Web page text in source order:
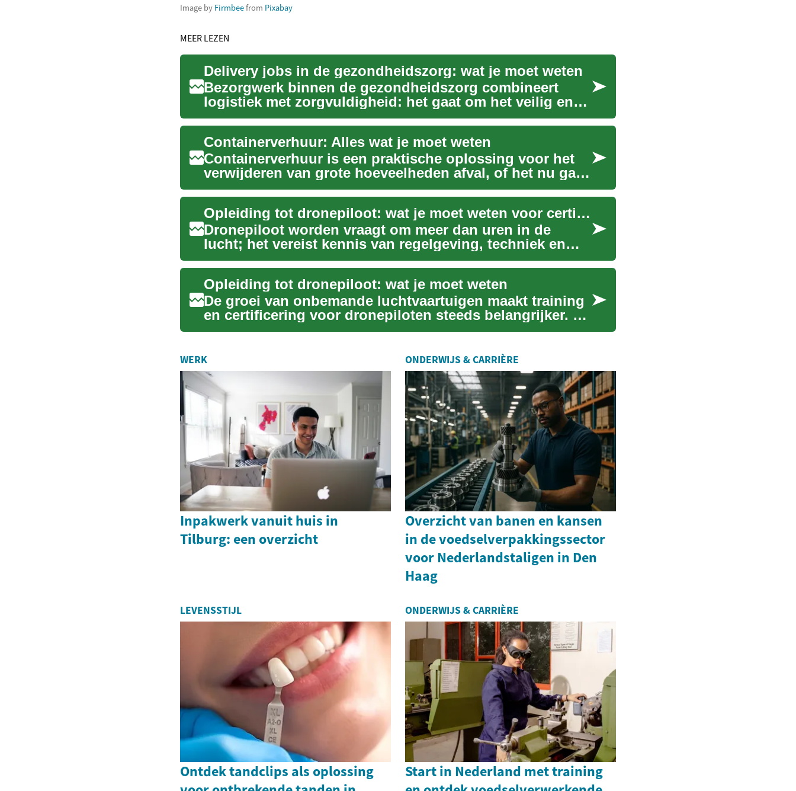
Image by Firmbeefrom Pixabay
MEER LEZEN
Delivery jobs in de gezondheidszorg: wat je moet weten
Bezorgwerk binnen de gezondheidszorg combineert
logistiek met zorgvuldigheid: het gaat om het veilig en
betrouwbaar v...
Containerverhuur: Alles wat je moet weten
Containerverhuur is een praktische oplossing voor het
verwijderen van grote hoeveelheden afval, of het nu gaat
om een...
Opleiding tot dronepiloot: wat je moet weten voor certificering
Dronepiloot worden vraagt om meer dan uren in de
lucht; het vereist kennis van regelgeving, techniek en
veilige proce...
Opleiding tot dronepiloot: wat je moet weten
De groei van onbemande luchtvaartuigen maakt training
en certificering voor dronepiloten steeds belangrijker. Of
je h...
WERK
Inpakwerk vanuit huis in
Tilburg: een overzicht
ONDERWIJS & CARRIÈRE
Overzicht van banen en kansen
in de voedselverpakkingssector
voor Nederlandstaligen in Den
Haag
LEVENSSTIJL
Ontdek tandclips als oplossing
ONDERWIJS & CARRIÈRE
Start in Nederland met training